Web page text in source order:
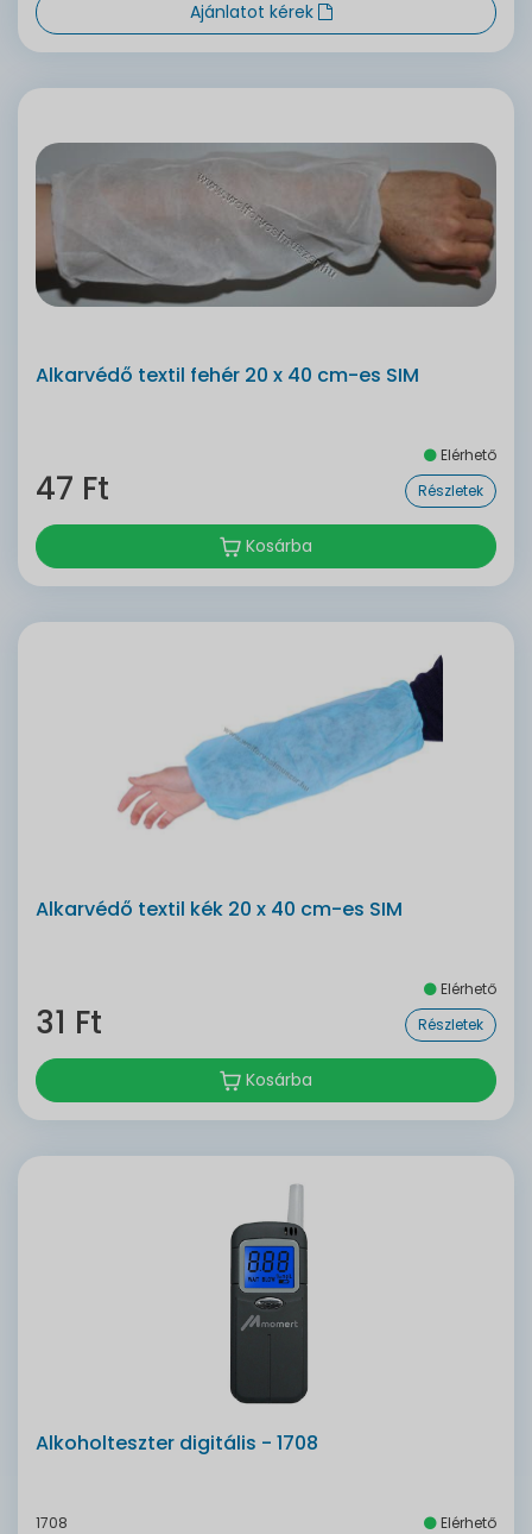
Ajánlatot kérek
Alkarvédő textil fehér 20 x 40 cm-es SIM
Elérhető
47 Ft Részletek
Kosárba
Alkarvédő textil kék 20 x 40 cm-es SIM
Elérhető
31 Ft Részletek
Kosárba
Alkoholteszter digitális - 1708
1708 Elérhető